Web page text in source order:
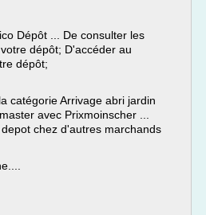
Dépôt ... De consulter les
dépôt; D'accéder au
dépôt;
catégorie Arrivage abri jardin
avec Prixmoinscher ...
chez d'autres marchands